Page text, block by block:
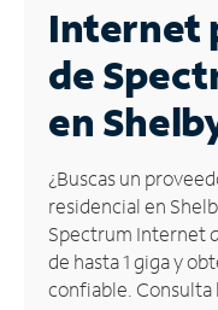
Business
Contáctanos
Inglés
Administrar
cuenta
Encuentra
una
Internet
de
en
¿Buscas un
residencial en
Spectrum Internet
de hasta 1 giga y
confiable. Consulta